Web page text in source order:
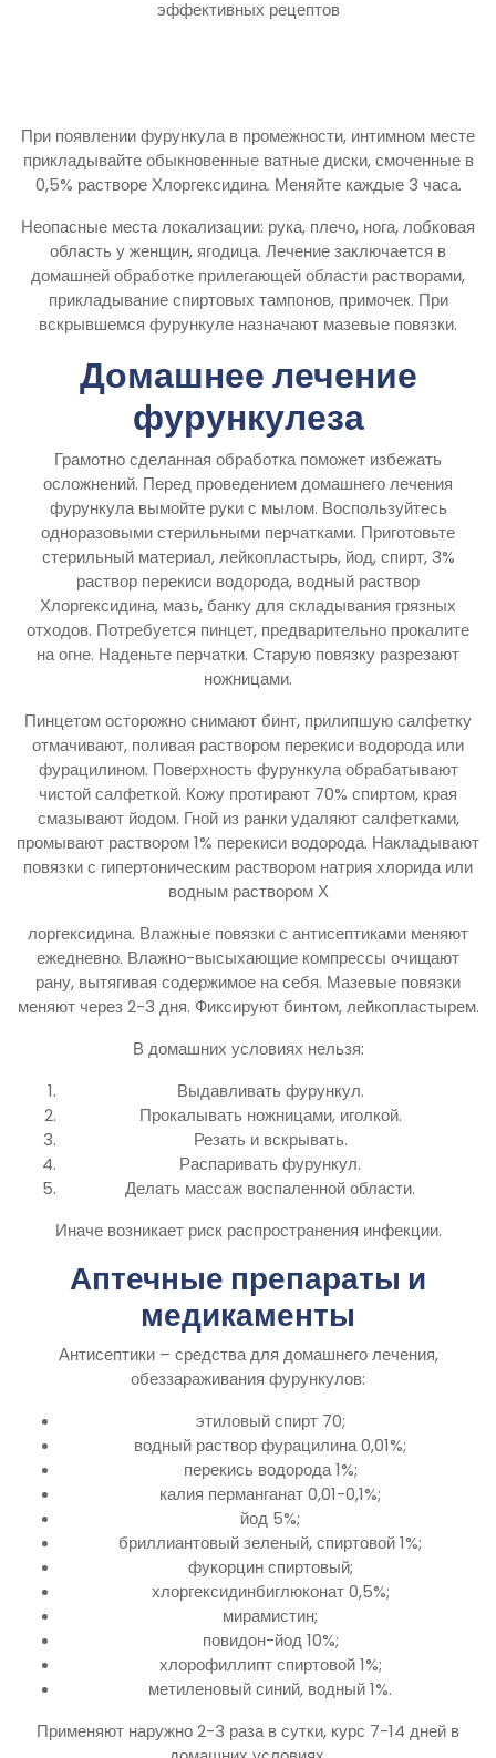
При появлении фурункула в промежности, интимном месте
прикладывайте обыкновенные ватные диски, смоченные в
0,5% растворе Хлоргексидина. Меняйте каждые 3 часа.
Неопасные места локализации: рука, плечо, нога, лобковая
область у женщин, ягодица. Лечение заключается в
домашней обработке прилегающей области растворами,
прикладывание спиртовых тампонов, примочек. При
вскрывшемся фурункуле назначают мазевые повязки.
Домашнее лечение
фурункулеза
Грамотно сделанная обработка поможет избежать
осложнений. Перед проведением домашнего лечения
фурункула вымойте руки с мылом. Воспользуйтесь
одноразовыми стерильными перчатками. Приготовьте
стерильный материал, лейкопластырь, йод, спирт, 3%
раствор перекиси водорода, водный раствор
Хлоргексидина, мазь, банку для складывания грязных
отходов. Потребуется пинцет, предварительно прокалите
на огне. Наденьте перчатки. Старую повязку разрезают
ножницами.
Пинцетом осторожно снимают бинт, прилипшую салфетку
отмачивают, поливая раствором перекиси водорода или
фурацилином. Поверхность фурункула обрабатывают
чистой салфеткой. Кожу протирают 70% спиртом, края
смазывают йодом. Гной из ранки удаляют салфетками,
промывают раствором 1% перекиси водорода. Накладывают
повязки с гипертоническим раствором натрия хлорида или
водным раствором Х
лоргексидина. Влажные повязки с антисептиками меняют
ежедневно. Влажно-высыхающие компрессы очищают
рану, вытягивая содержимое на себя. Мазевые повязки
меняют через 2-3 дня. Фиксируют бинтом, лейкопластырем.
В домашних условиях нельзя:
Выдавливать фурункул.
Прокалывать ножницами, иголкой.
Резать и вскрывать.
Распаривать фурункул.
Делать массаж воспаленной области.
Иначе возникает риск распространения инфекции.
Аптечные препараты и
медикаменты
Антисептики – средства для домашнего лечения,
обеззараживания фурункулов:
этиловый спирт 70;
водный раствор фурацилина 0,01%;
перекись водорода 1%;
калия перманганат 0,01-0,1%;
йод 5%;
бриллиантовый зеленый, спиртовой 1%;
фукорцин спиртовый;
хлоргексидинбиглюконат 0,5%;
мирамистин;
повидон-йод 10%;
хлорофиллипт спиртовой 1%;
метиленовый синий, водный 1%.
Применяют наружно 2-3 раза в сутки, курс 7-14 дней в